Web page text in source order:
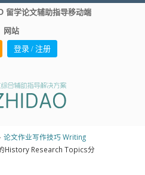
留学论文辅助指导移动端
网站
登录 / 注册
论文作业写作技巧 Writing
History Research Topics分